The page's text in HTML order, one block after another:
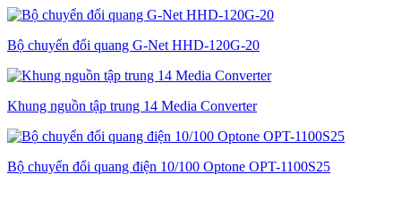
Bộ chuyển đổi quang G-Net HHD-120G-20
Khung nguồn tập trung 14 Media Converter
Bộ chuyển đổi quang điện 10/100 Optone OPT-1100S25